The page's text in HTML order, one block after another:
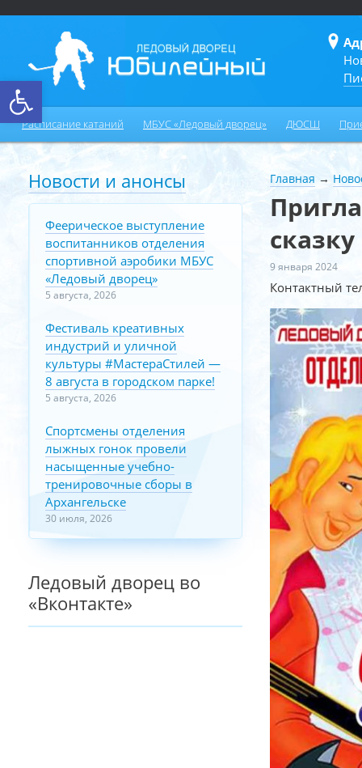
Открыть панель инструментов
Расписание катаний МБУС «Ледовый дворец» ДЮСШ
Главная →
сказку
9 января 2024
Контактный
Новости и анонсы
Феерическое выступление
воспитанников отделения
спортивной аэробики МБУС
«Ледовый дворец»
5 августа, 2026
Фестиваль креативных
индустрий и уличной
культуры #МастераСтилей —
8 августа в городском парке!
5 августа, 2026
Спортсмены отделения
лыжных гонок провели
насыщенные учебно-
тренировочные сборы в
Архангельске
30 июля, 2026
Ледовый дворец во
«Вконтакте»